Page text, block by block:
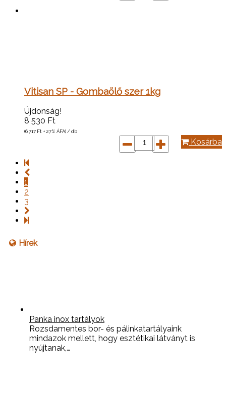
Vitisan SP - Gombaölő szer 1kg
Újdonság!
8 530 Ft
(6 717 Ft + 27% ÁFA) / db
Kosárba
1
2
3
Hírek
Panka inox tartályok
Rozsdamentes bor- és pálinkatartályaink
mindazok mellett, hogy esztétikai látványt is
nyújtanak,…